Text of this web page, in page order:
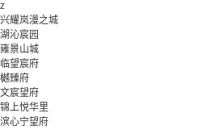
z
兴耀岚漫之城
湖沁宸园
雍景山城
临望宸府
樾臻府
文宸望府
锦上悦华里
滨心宁望府